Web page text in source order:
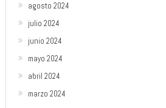
agosto 2024
julio 2024
junio 2024
mayo 2024
abril 2024
marzo 2024